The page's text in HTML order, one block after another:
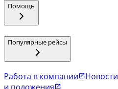
Помощь
Популярные рейсы
Работа в компании Новости